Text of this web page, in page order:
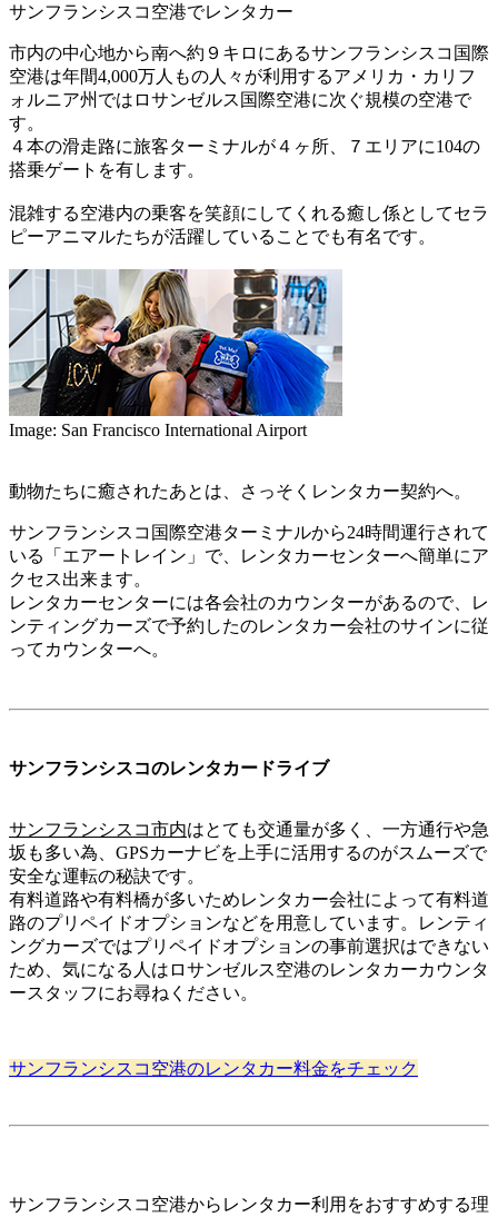
サンフランシスコ空港でレンタカー
市内の中心地から南へ約９キロにあるサンフランシスコ国際
空港は年間4,000万人もの人々が利用するアメリカ・カリフ
ォルニア州ではロサンゼルス国際空港に次ぐ規模の空港で
す。
４本の滑走路に旅客ターミナルが４ヶ所、７エリアに104の
搭乗ゲートを有します。
混雑する空港内の乗客を笑顔にしてくれる癒し係としてセラ
ピーアニマルたちが活躍していることでも有名です。
Image: San Francisco International Airport
動物たちに癒されたあとは、さっそくレンタカー契約へ。
サンフランシスコ国際空港ターミナルから24時間運行されて
いる「エアートレイン」で、レンタカーセンターへ簡単にア
クセス出来ます。
レンタカーセンターには各会社のカウンターがあるので、レ
ンティングカーズで予約したのレンタカー会社のサインに従
ってカウンターへ。
サンフランシスコのレンタカードライブ
サンフランシスコ市内はとても交通量が多く、一方通行や急
坂も多い為、GPSカーナビを上手に活用するのがスムーズで
安全な運転の秘訣です。
有料道路や有料橋が多いためレンタカー会社によって有料道
路のプリペイドオプションなどを用意しています。レンティ
ングカーズではプリペイドオプションの事前選択はできない
ため、気になる人はロサンゼルス空港のレンタカーカウンタ
ースタッフにお尋ねください。
サンフランシスコ空港のレンタカー料金をチェック
サンフランシスコ空港からレンタカー利用をおすすめする理